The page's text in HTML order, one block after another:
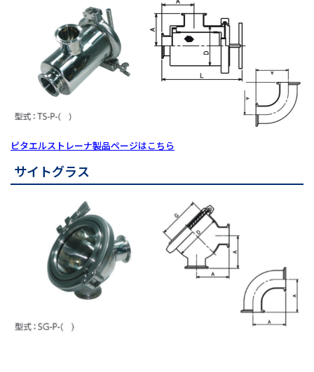
ピタエルストレーナ製品ページはこちら
サイトグラス